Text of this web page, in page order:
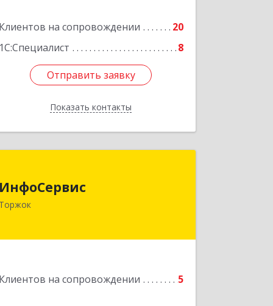
Клиентов на сопровождении
20
1С:Специалист
8
Отправить заявку
Показать контакты
Отправить заявку
Назад
ИнфоСервис
Торжок
Клиентов на сопровождении 5
172002, Тверская обл, Торжок г,
Подробнее